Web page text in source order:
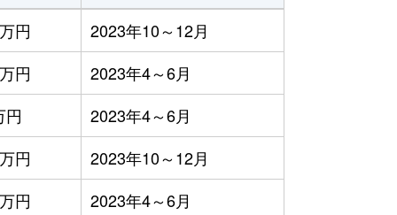
円
2023年10～12月
円
2023年4～6月
円
2023年4～6月
円
2023年10～12月
円
2023年4～6月